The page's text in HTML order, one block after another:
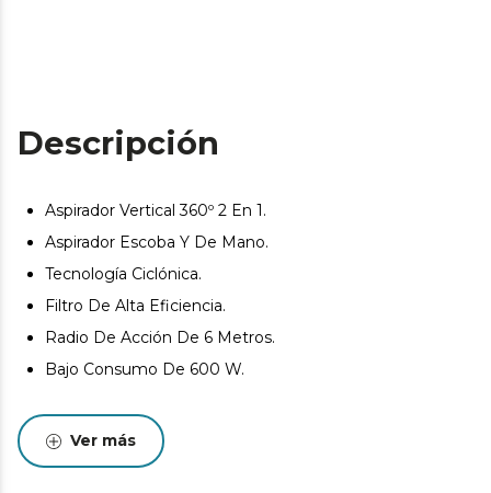
Descripción
Aspirador Vertical 360º 2 En 1.
Aspirador Escoba Y De Mano.
Tecnología Ciclónica.
Filtro De Alta Eficiencia.
Radio De Acción De 6 Metros.
Bajo Consumo De 600 W.
Ver más